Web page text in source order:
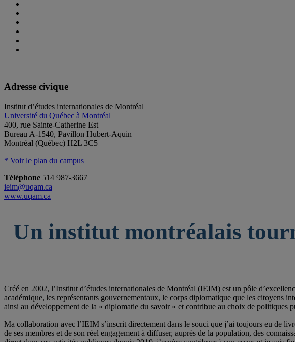
Adresse civique
Institut d’études internationales de Montréal
Université du Québec à Montréal
400, rue Sainte-Catherine Est
Bureau A-1540, Pavillon Hubert-Aquin
Montréal (Québec) H2L 3C5
* Voir le plan du campus
Téléphone 514 987-3667
ieim@uqam.ca
www.uqam.ca
Un institut montréalais
Créé en 2002, l’Institut d’études internationales de Montréal (IEIM) est un pôle
académique, les représentants gouvernementaux, le corps diplomatique que les citoyens
ainsi au développement de la « diplomatie du savoir » et contribue au choix de politiques
Ma collaboration avec l’IEIM s’inscrit directement dans le souci que j’ai toujours eu de
de ses membres et de son réel engagement à diffuser, auprès de la population, des